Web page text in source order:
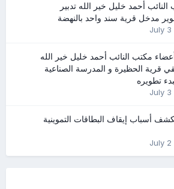
أحمد خليل خير الله تدبير
مدخل قرية سند واحد بالنهضة
July 3
مكتب النائب أحمد خليل خير الله
قرية الحظيرة و المدرسة الصناعية
تطويره
July 3
أسباب إيقاف البطاقات التموينية
July 2